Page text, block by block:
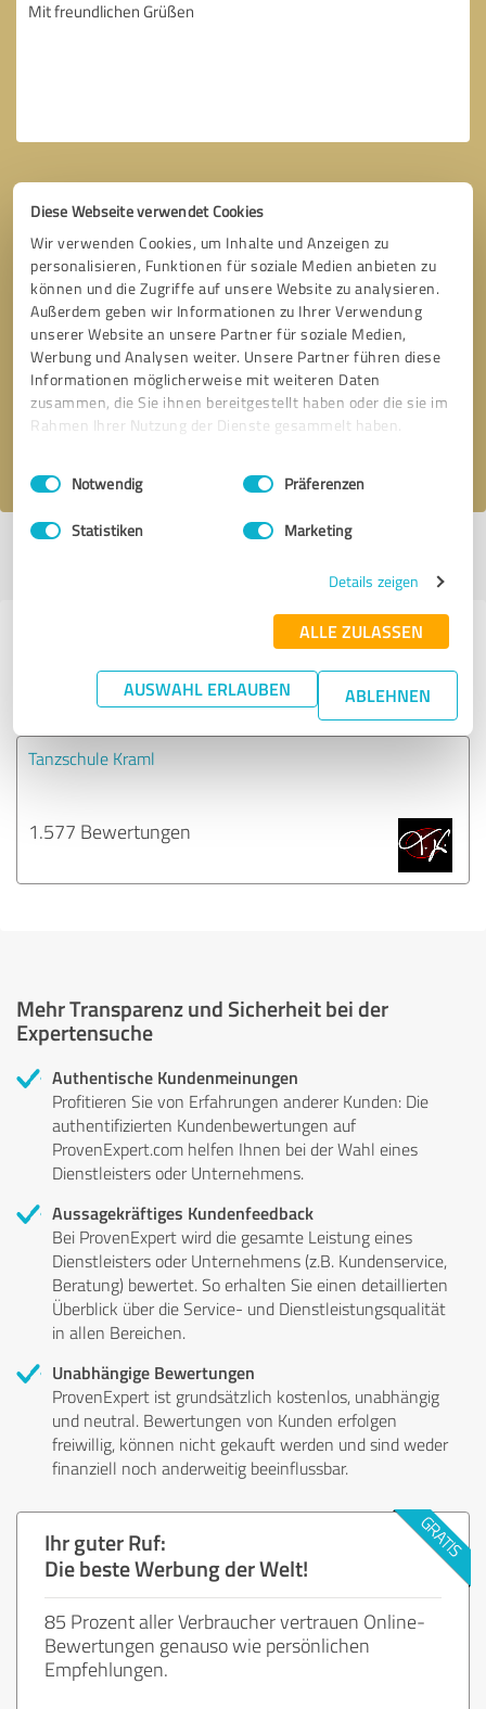
Diese Webseite verwendet Cookies
Wir verwenden Cookies, um Inhalte und Anzeigen zu
personalisieren, Funktionen für soziale Medien anbieten zu
können und die Zugriffe auf unsere Website zu analysieren.
Außerdem geben wir Informationen zu Ihrer Verwendung
unserer Website an unsere Partner für soziale Medien,
Werbung und Analysen weiter. Unsere Partner führen diese
Informationen möglicherweise mit weiteren Daten
zusammen, die Sie ihnen bereitgestellt haben oder die sie im
Rahmen Ihrer Nutzung der Dienste gesammelt haben.
Impressum Datenschutzbestimmungen
Einwilligungsauswahl
Notwendig Präferenzen
Statistiken Marketing
Details zeigen
ALLE ZULASSEN
AUSWAHL ERLAUBEN ABLEHNEN
Bitte um Rückruf * Erforderliche Angaben
Nachricht senden
Erfahrungen zu weiteren
Anbietern aus dem Bereich
Dienstleistungen
Tanzschule Kraml
1.577 Bewertungen
Mehr Transparenz und Sicherheit bei der
Expertensuche
Authentische Kundenmeinungen
Profitieren Sie von Erfahrungen anderer Kunden: Die
authentifizierten Kundenbewertungen auf
ProvenExpert.com helfen Ihnen bei der Wahl eines
Dienstleisters oder Unternehmens.
Aussagekräftiges Kundenfeedback
Bei ProvenExpert wird die gesamte Leistung eines
Dienstleisters oder Unternehmens (z.B. Kundenservice,
Beratung) bewertet. So erhalten Sie einen detaillierten
Überblick über die Service- und Dienstleistungsqualität
in allen Bereichen.
Unabhängige Bewertungen
ProvenExpert ist grundsätzlich kostenlos, unabhängig
und neutral. Bewertungen von Kunden erfolgen
freiwillig, können nicht gekauft werden und sind weder
finanziell noch anderweitig beeinflussbar.
Ihr guter Ruf:
Die beste Werbung der Welt!
85 Prozent aller Verbraucher vertrauen Online-
Bewertungen genauso wie persönlichen
Empfehlungen.